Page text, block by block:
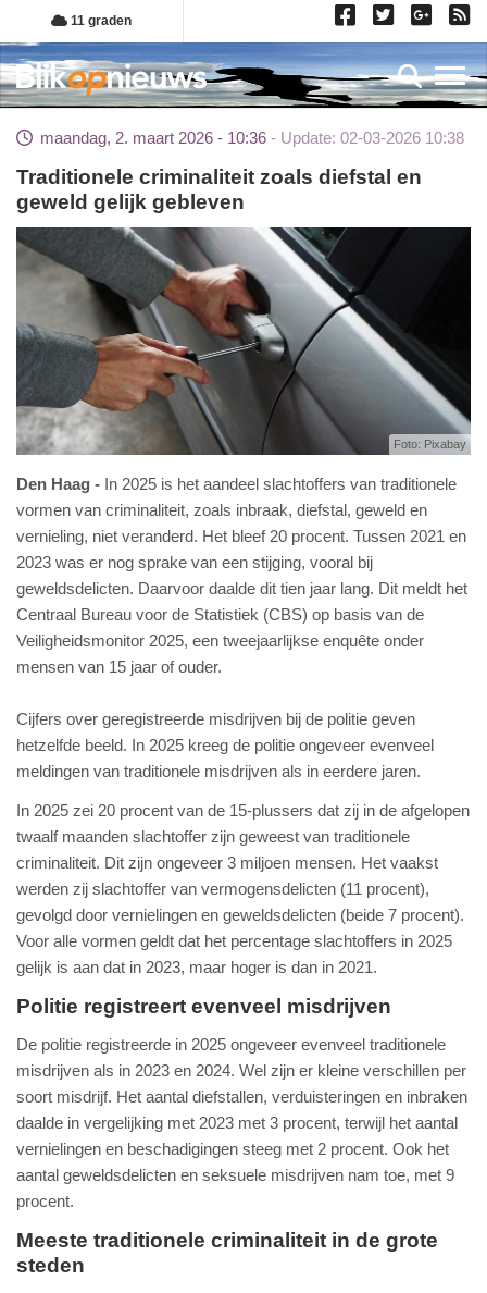
Overslaan
en
naar
de
gaan
11 graden
maandag, 2. maart 2026 - 10:36 Update: 02-03-2026 10:38
Traditionele criminaliteit zoals diefstal en
geweld gelijk gebleven
Foto: Pixabay
Den Haag
In 2025 is het aandeel slachtoffers van traditionele
vormen van criminaliteit, zoals inbraak, diefstal, geweld en
vernieling, niet veranderd. Het bleef 20 procent. Tussen 2021 en
2023 was er nog sprake van een stijging, vooral bij
geweldsdelicten. Daarvoor daalde dit tien jaar lang. Dit meldt het
Centraal Bureau voor de Statistiek (CBS) op basis van de
Veiligheidsmonitor 2025, een tweejaarlijkse enquête onder
mensen van 15 jaar of ouder.
Cijfers over geregistreerde misdrijven bij de politie geven
hetzelfde beeld. In 2025 kreeg de politie ongeveer evenveel
meldingen van traditionele misdrijven als in eerdere jaren.
In 2025 zei 20 procent van de 15-plussers dat zij in de afgelopen
twaalf maanden slachtoffer zijn geweest van traditionele
criminaliteit. Dit zijn ongeveer 3 miljoen mensen. Het vaakst
werden zij slachtoffer van vermogensdelicten (11 procent),
gevolgd door vernielingen en geweldsdelicten (beide 7 procent).
Voor alle vormen geldt dat het percentage slachtoffers in 2025
gelijk is aan dat in 2023, maar hoger is dan in 2021.
Politie registreert evenveel misdrijven
De politie registreerde in 2025 ongeveer evenveel traditionele
misdrijven als in 2023 en 2024. Wel zijn er kleine verschillen per
soort misdrijf. Het aantal diefstallen, verduisteringen en inbraken
daalde in vergelijking met 2023 met 3 procent, terwijl het aantal
vernielingen en beschadigingen steeg met 2 procent. Ook het
aantal geweldsdelicten en seksuele misdrijven nam toe, met 9
procent.
Meeste traditionele criminaliteit in de grote
steden